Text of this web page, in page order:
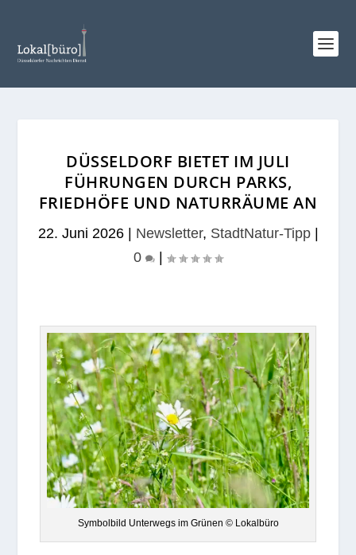
DÜSSELDORF BIETET IM JULI
FÜHRUNGEN DURCH PARKS,
FRIEDHÖFE UND NATURRÄUME AN
22. Juni 2026| Newsletter, StadtNatur-Tipp|
0
Sym­bol­bild Unter­wegs im Grü­nen © Lokalbüro